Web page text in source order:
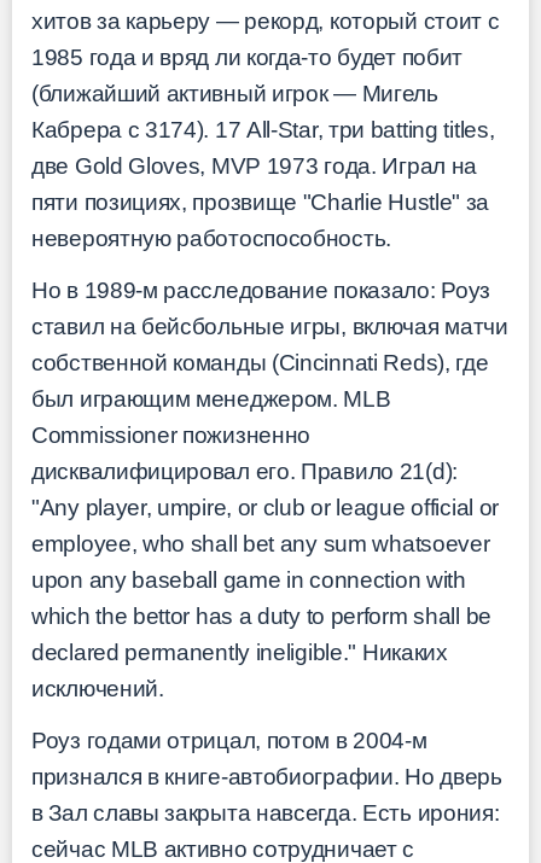
хитов за карьеру — рекорд, который стоит с
1985 года и вряд ли когда-то будет побит
(ближайший активный игрок — Мигель
Кабрера с 3174). 17 All-Star, три batting titles,
две Gold Gloves, MVP 1973 года. Играл на
пяти позициях, прозвище "Charlie Hustle" за
невероятную работоспособность.
Но в 1989-м расследование показало: Роуз
ставил на бейсбольные игры, включая матчи
собственной команды (Cincinnati Reds), где
был играющим менеджером. MLB
Commissioner пожизненно
дисквалифицировал его. Правило 21(d):
"Any player, umpire, or club or league official or
employee, who shall bet any sum whatsoever
upon any baseball game in connection with
which the bettor has a duty to perform shall be
declared permanently ineligible." Никаких
исключений.
Роуз годами отрицал, потом в 2004-м
признался в книге-автобиографии. Но дверь
в Зал славы закрыта навсегда. Есть ирония:
сейчас MLB активно сотрудничает с